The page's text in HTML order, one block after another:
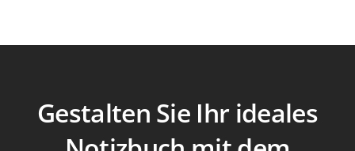
Gestalten Sie Ihr ideales